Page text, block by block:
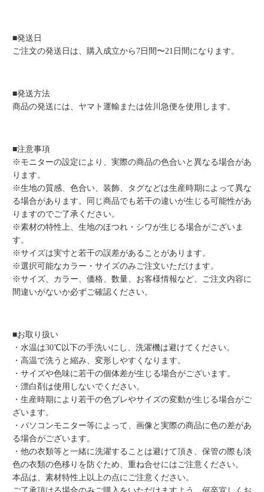
■発送日
ご注文の発送日は、購入成立から7日間〜21日間になります。
■発送方法
商品の発送には、ヤマト運輸または佐川急便を使用します。
■注意事項
※モニターの設定により、実際の商品の色合いと異なる場合があ
ります。
※生地の質感、色合い、装飾、タグなどは生産時期によって異な
る場合があります。同じ商品でも若干の違いが生じる可能性があ
りますのでご了承ください。
※素材の特性上、生地のほつれ・シワが生じる場合がございま
す。
※サイズは実寸と若干の誤差があることがあります。
※選択可能なカラー・サイズのみご注文いただけます。
※サイズ、カラー、価格、数量、お客様情報など、ご注文内容に
間違いがないか必ずご確認ください。
■お取り扱い
・水温は30℃以下の手洗いにし、洗濯機は避けてください。
・高温で洗うと縮み、変形しやすくなります。
・サイズや色味に若干の個体差が生じる場合がございます。
・漂白剤は使用しないでください。
・生産時期により若干の色ブレやサイズの変動が生じる場合がご
ざいます。
・パソコンモニター等によって、画像と実際の商品に色の差があ
る場合がございます。
・他の衣類等と一緒に洗濯することは避けて頂き、保管の際も淡
色の衣類の色移りを防ぐため、重ね合せにはご注意ください。
本品は、素材特性上以上の点にご注意ください。